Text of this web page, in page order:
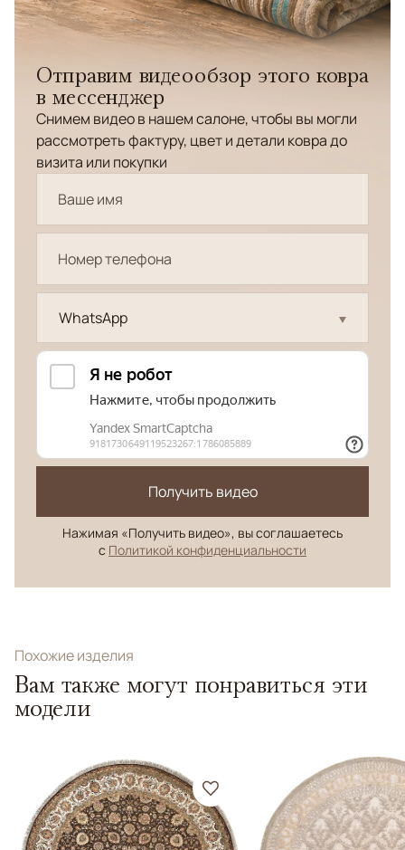
Отправим видеообзор этого ковра
в мессенджер
Снимем видео в нашем салоне, чтобы вы могли
рассмотреть фактуру, цвет и детали ковра до
визита или покупки
WhatsApp
Получить видео
Нажимая «Получить видео», вы соглашаетесь
с Политикой конфиденциальности
Похожие изделия
Вам также могут понравиться эти
модели